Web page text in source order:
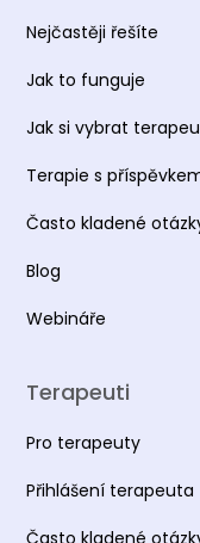
Nejčastěji řešíte
Jak to funguje
Jak si vybrat
Terapie s
Často kladené
Blog
Webináře
Terapeuti
Pro terapeuty
Přihlášení terapeuta
Často kladené